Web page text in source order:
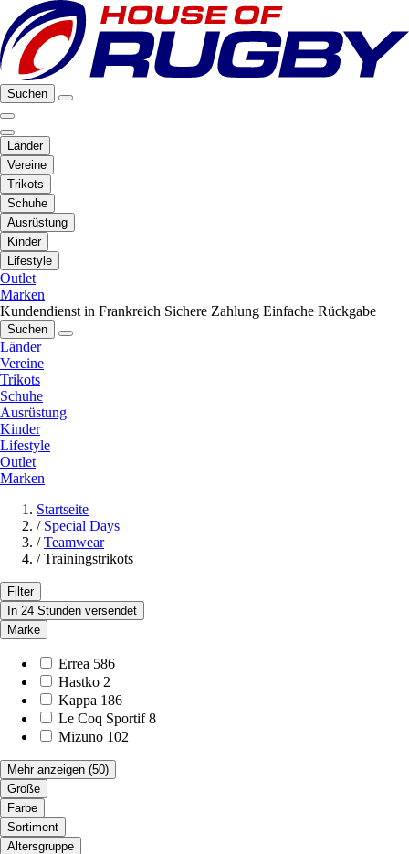
Suchen
Länder
Vereine
Trikots
Schuhe
Ausrüstung
Kinder
Lifestyle
Outlet
Marken
Kundendienst in Frankreich Sichere Zahlung Einfache Rückgabe
Suchen
Länder
Vereine
Trikots
Schuhe
Ausrüstung
Kinder
Lifestyle
Outlet
Marken
Startseite
/ Special Days
/ Teamwear
/ Trainingstrikots
Filter
In 24 Stunden versendet
Marke
Errea 586
Hastko 2
Kappa 186
Le Coq Sportif 8
Mizuno 102
Mehr anzeigen (50)
Größe
Farbe
Sortiment
Altersgruppe